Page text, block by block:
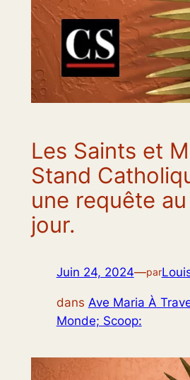
Les Saints et
Stand
une requête
jour.
Juin 24, 2024—par
dans Ave Maria À
Monde; Scoop: